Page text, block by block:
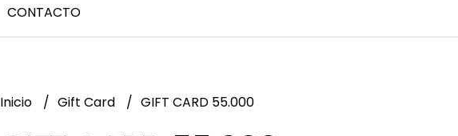
CONTACTO
Inicio Gift Card GIFT CARD 55.000